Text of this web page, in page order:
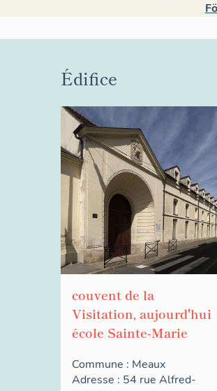
Édifice
couvent de la
Visitation, aujourd'hui
école Sainte-Marie
Commune : Meaux
Adresse : 54 rue Alfred-